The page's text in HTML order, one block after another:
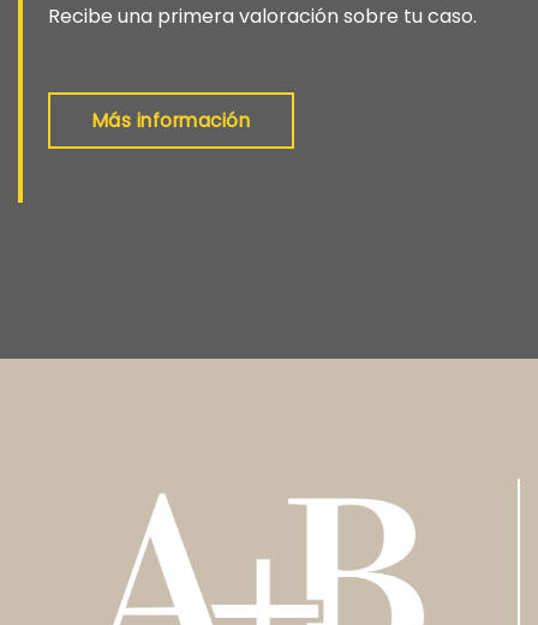
Recibe una primera valoración sobre tu caso.
Más información